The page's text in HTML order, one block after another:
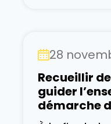
l’enfant.
de
importante
28
Recueillir
guider
démarche
défis